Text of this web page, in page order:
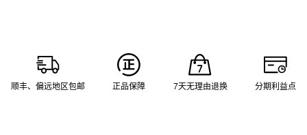
顺丰、偏远地区包邮 正品保障 7天无理由退换 分期利益点